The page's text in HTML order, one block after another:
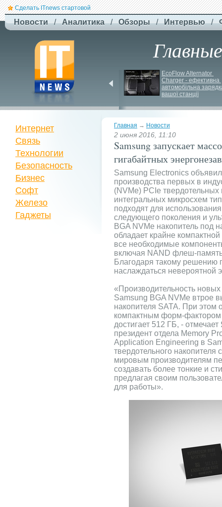
Сделать ITnews стартовой
Новости / Аналитика / Обзоры / Интервью /
платною через високі
витрати на роботу ІІ
EcoFlow Alternator
Charger - ефективна
автомобільна
вашої станції
Главная → Новости
2 июня 2016, 11:10
Samsung запускает
гигабайтных
Samsung Electronics
производства первых в
(NVMe) PCIe
интегральных микросхем
подходят для
следующего поколения и
BGA NVMe накопитель под
обладает крайне
все необходимые
включая NAND флеш-
Благодаря такому решению
наслаждаться невероятной
«Производительность
Samsung BGA NVMe втрое
накопителя SATA. При этом
компактным форм-фактором
достигает 512 ГБ, -
президент отдела Memory
Application Engineering в
твердотельного накопителя
мировым производителям
создавать более тонкие и
предлагая своим
для работы».
Интернет
Связь
Технологии
Безопасность
Бизнес
Софт
Железо
Гаджеты